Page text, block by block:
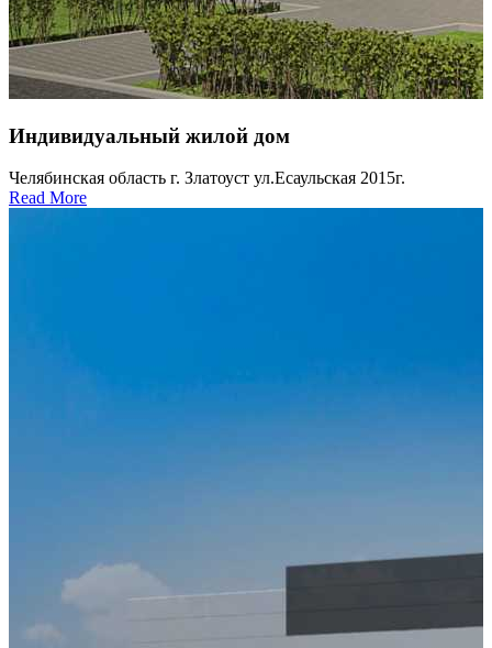
Индивидуальный жилой дом
Челябинская область г. Златоуст ул.Есаульская 2015г.
Read More